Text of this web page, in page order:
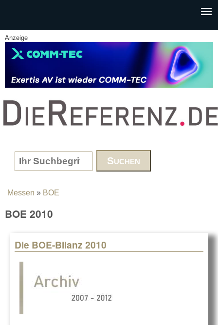
Anzeige
www.DieReferenz.de
Search form
You are here
Messen » BOE
BOE 2010
Die BOE-Bilanz 2010